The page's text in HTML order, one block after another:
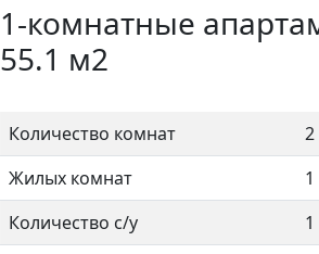
1-комнатные
55.1 м2
Количество комнат
2
Жилых комнат
1
Количество с/у
1